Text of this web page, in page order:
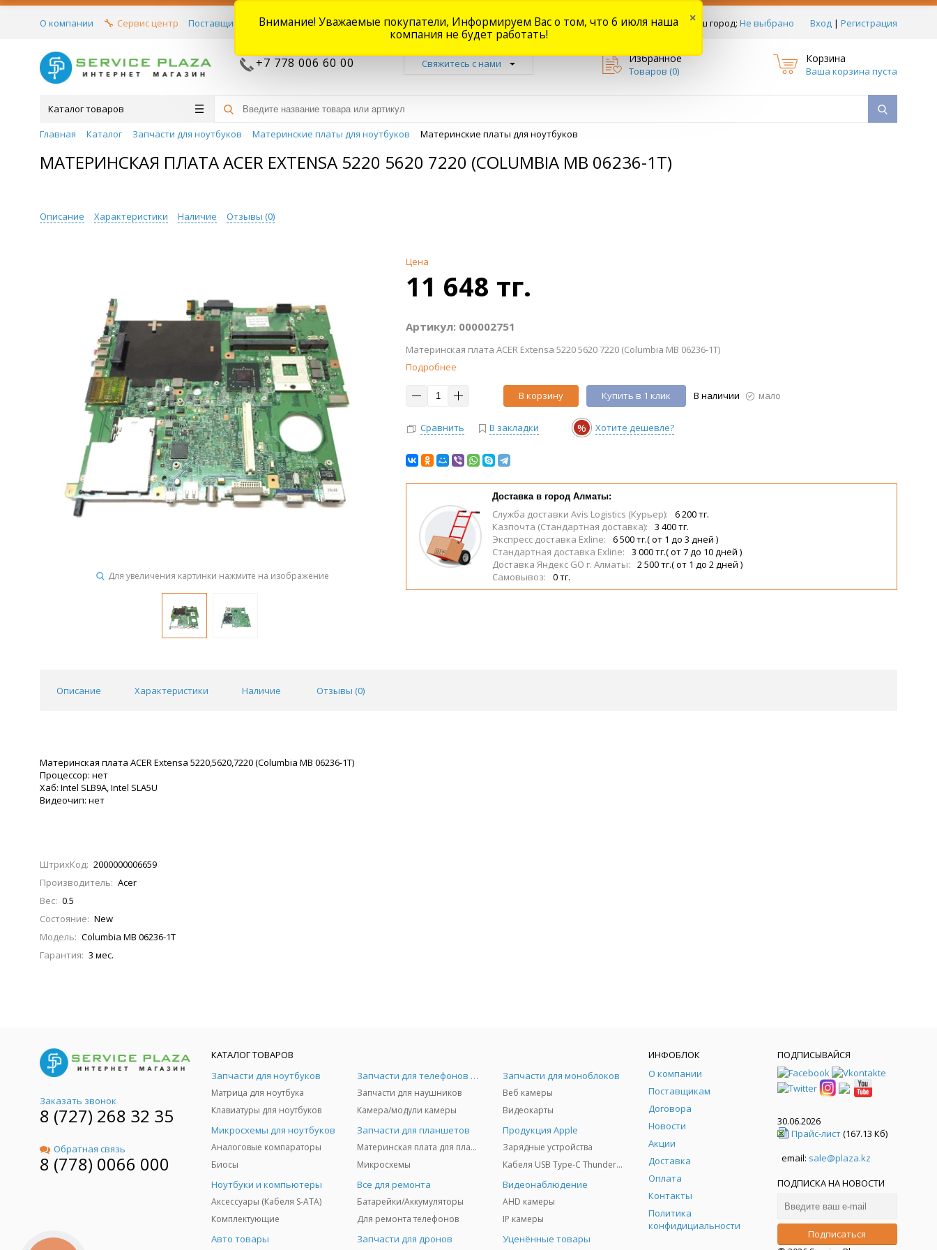
Ваш город: Не выбрано Вход | Регистрация
О компании Сервис центр Поставщикам Договора Новости Акции Доставка Оплата Наши магазины Форум Отзывы
+7 778 006 60 00 Свяжитесь с нами Избранное
Товаров (0)
Корзина
Ваша корзина пуста
Каталог товаров
Главная
Каталог Запчасти для ноутбуков Материнские платы для ноутбуков Материнские платы для ноутбуков
МАТЕРИНСКАЯ ПЛАТА ACER EXTENSA 5220 5620 7220 (COLUMBIA MB 06236-1T)
Описание Характеристики Наличие Отзывы (0)
Для увеличения картинки нажмите на изображение
Цена
11 648 тг.
Артикул: 000002751
Материнская плата ACER Extensa 5220 5620 7220 (Columbia MB 06236-1T)
Подробнее
В корзину Купить в 1 клик В наличии мало
Сравнить В закладки % Хотите дешевле?
Доставка в город Алматы:
Служба доставки Avis Logistics (Курьер):
6 200 тг.
Казпочта (Стандартная доставка):
3 400 тг.
Экспресс доставка Exline:
6 500 тг.( от 1 до 3 дней )
Стандартная доставка Exline:
3 000 тг.( от 7 до 10 дней )
Доставка Яндекс GO г. Алматы:
2 500 тг.( от 1 до 2 дней )
Самовывоз:
0 тг.
Описание Характеристики Наличие Отзывы (0)
Материнская плата ACER Extensa 5220,5620,7220 (Columbia MB 06236-1T)
Процессор: нет
Хаб: Intel SLB9A, Intel SLA5U
Видеочип: нет
ШтрихКод: 2000000006659
Производитель: Acer
Вес: 0.5
Состояние: New
Модель: Columbia MB 06236-1T
Гарантия: 3 мес.
Заказать звонок
8 (727) 268 32 35
Обратная связь
8 (778) 0066 000
КАТАЛОГ ТОВАРОВ
Запчасти для ноутбуков
Матрица для ноутбука
Клавиатуры для ноутбуков
Запчасти для телефонов и Airpods
Запчасти для наушников
Камера/модули камеры
Запчасти для моноблоков
Веб камеры
Видеокарты
Микросхемы для ноутбуков
Аналоговые компараторы
Биосы
Запчасти для планшетов
Материнская плата для планшетов
Микросхемы
Продукция Apple
Зарядные устройства
Кабеля USB Type-C Thunderbolt 3/4/5
Ноутбуки и компьютеры
Аксессуары (Кабеля S-ATA)
Комплектующие
Все для ремонта
Батарейки/Аккумуляторы
Для ремонта телефонов
Видеонаблюдение
AHD камеры
IP камеры
Авто товары Запчасти для дронов Уценённые товары
ИНФОБЛОК
О компании
Поставщикам
Договора
Новости
Акции
Доставка
Оплата
Контакты
Политика
конфидициальности
ПОДПИСЫВАЙСЯ
30.06.2026
Прайс-лист(167.13 Кб)
email: sale@plaza.kz
ПОДПИСКА НА НОВОСТИ
Внимание! Уважаемые покупатели, Информируем Вас о том, что 6 июля наша
компания не будет работать!
×